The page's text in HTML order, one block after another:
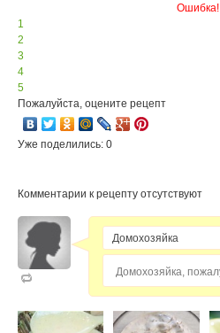
Ошибка!
1
2
3
4
5
Пожалуйста, оцените рецепт
Уже поделились: 0
Комментарии к рецепту отсутствуют